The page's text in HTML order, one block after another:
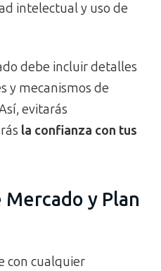
intelectual y uso de
debe incluir detalles
y mecanismos de
evitarás
la confianza con tus
y Plan
con cualquier